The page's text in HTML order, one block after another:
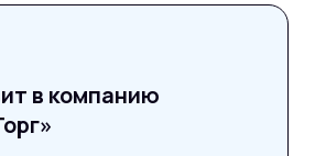
в компанию